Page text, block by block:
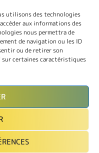
utilisons des technologies
aux informations des
nous permettra de
de navigation ou les ID
ou de retirer son
certaines caractéristiques